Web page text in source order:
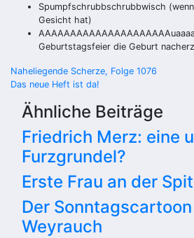
Spumpfschrubbschrubbwisch
Gesicht hat)
Geburtstagsfeier die Geburt
Naheliegende Scherze, Folge 1076
Das neue Heft ist da!
Ähnliche Beiträge
Friedrich Merz: eine
Furzgrundel?
Erste Frau an der
Der
Weyrauch